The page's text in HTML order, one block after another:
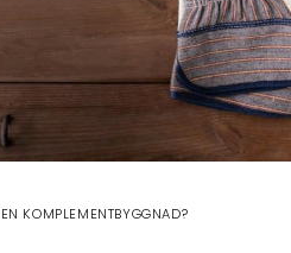
KOMPLEMENTBYGGNAD?